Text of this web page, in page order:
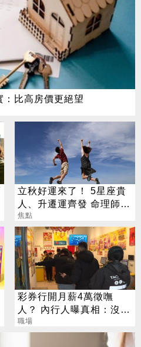
比高房價更絕望
立秋好運來了！ 5星座貴
人、升遷運齊發 命理師：
把握黃金轉運期
焦點
彩券行開月薪4萬徵嘸
人？ 內行人曝真相：沒想
像中輕鬆
職場